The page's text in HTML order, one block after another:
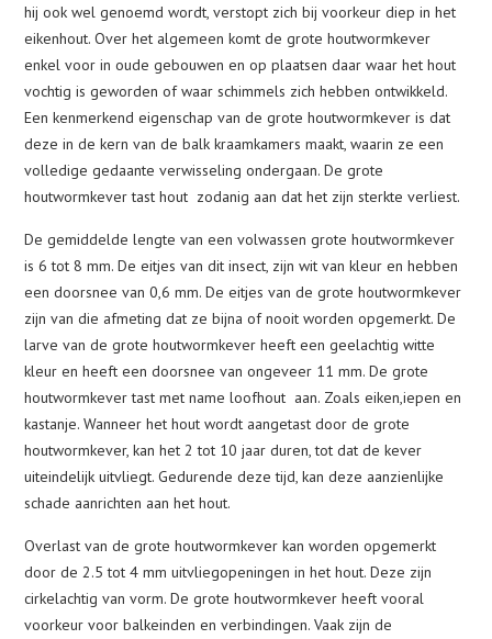
hij ook wel genoemd wordt, verstopt zich bij voorkeur diep in het
eikenhout. Over het algemeen komt de grote houtwormkever
enkel voor in oude gebouwen en op plaatsen daar waar het hout
vochtig is geworden of waar schimmels zich hebben ontwikkeld.
Een kenmerkend eigenschap van de grote houtwormkever is dat
deze in de kern van de balk kraamkamers maakt, waarin ze een
volledige gedaante verwisseling ondergaan. De grote
houtwormkever tast hout zodanig aan dat het zijn sterkte verliest.
De gemiddelde lengte van een volwassen grote houtwormkever
is 6 tot 8 mm. De eitjes van dit insect, zijn wit van kleur en hebben
een doorsnee van 0,6 mm. De eitjes van de grote houtwormkever
zijn van die afmeting dat ze bijna of nooit worden opgemerkt. De
larve van de grote houtwormkever heeft een geelachtig witte
kleur en heeft een doorsnee van ongeveer 11 mm. De grote
houtwormkever tast met name loofhout aan. Zoals eiken,iepen en
kastanje. Wanneer het hout wordt aangetast door de grote
houtwormkever, kan het 2 tot 10 jaar duren, tot dat de kever
uiteindelijk uitvliegt. Gedurende deze tijd, kan deze aanzienlijke
schade aanrichten aan het hout.
Overlast van de grote houtwormkever kan worden opgemerkt
door de 2.5 tot 4 mm uitvliegopeningen in het hout. Deze zijn
cirkelachtig van vorm. De grote houtwormkever heeft vooral
voorkeur voor balkeinden en verbindingen. Vaak zijn de